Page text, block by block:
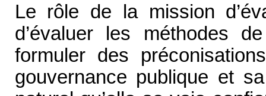
Le rôle de la mission
d’évaluer les méthodes
formuler des
gouvernance publique et